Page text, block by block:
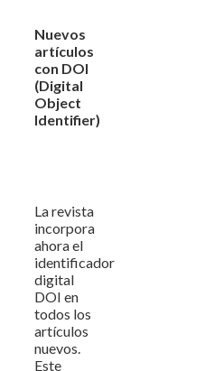
Nuevos
artículos
con DOI
(Digital
Object
Identifier)
La revista
incorpora
ahora el
identificador
digital
DOI en
todos los
artículos
nuevos.
Este